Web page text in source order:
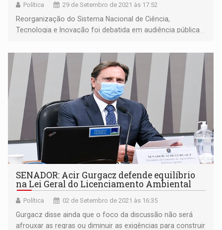
Política 29 de Setembro de 2021 às 17:52
Reorganização do Sistema Nacional de Ciência,
Tecnologia e Inovação foi debatida em audiência pública
Federal
SENADOR: Acir Gurgacz defende equilíbrio
na Lei Geral do Licenciamento Ambiental
Política 02 de Setembro de 2021 às 16:35
Gurgacz disse ainda que o foco da discussão não será
afrouxar as regras ou diminuir as exigências para construir